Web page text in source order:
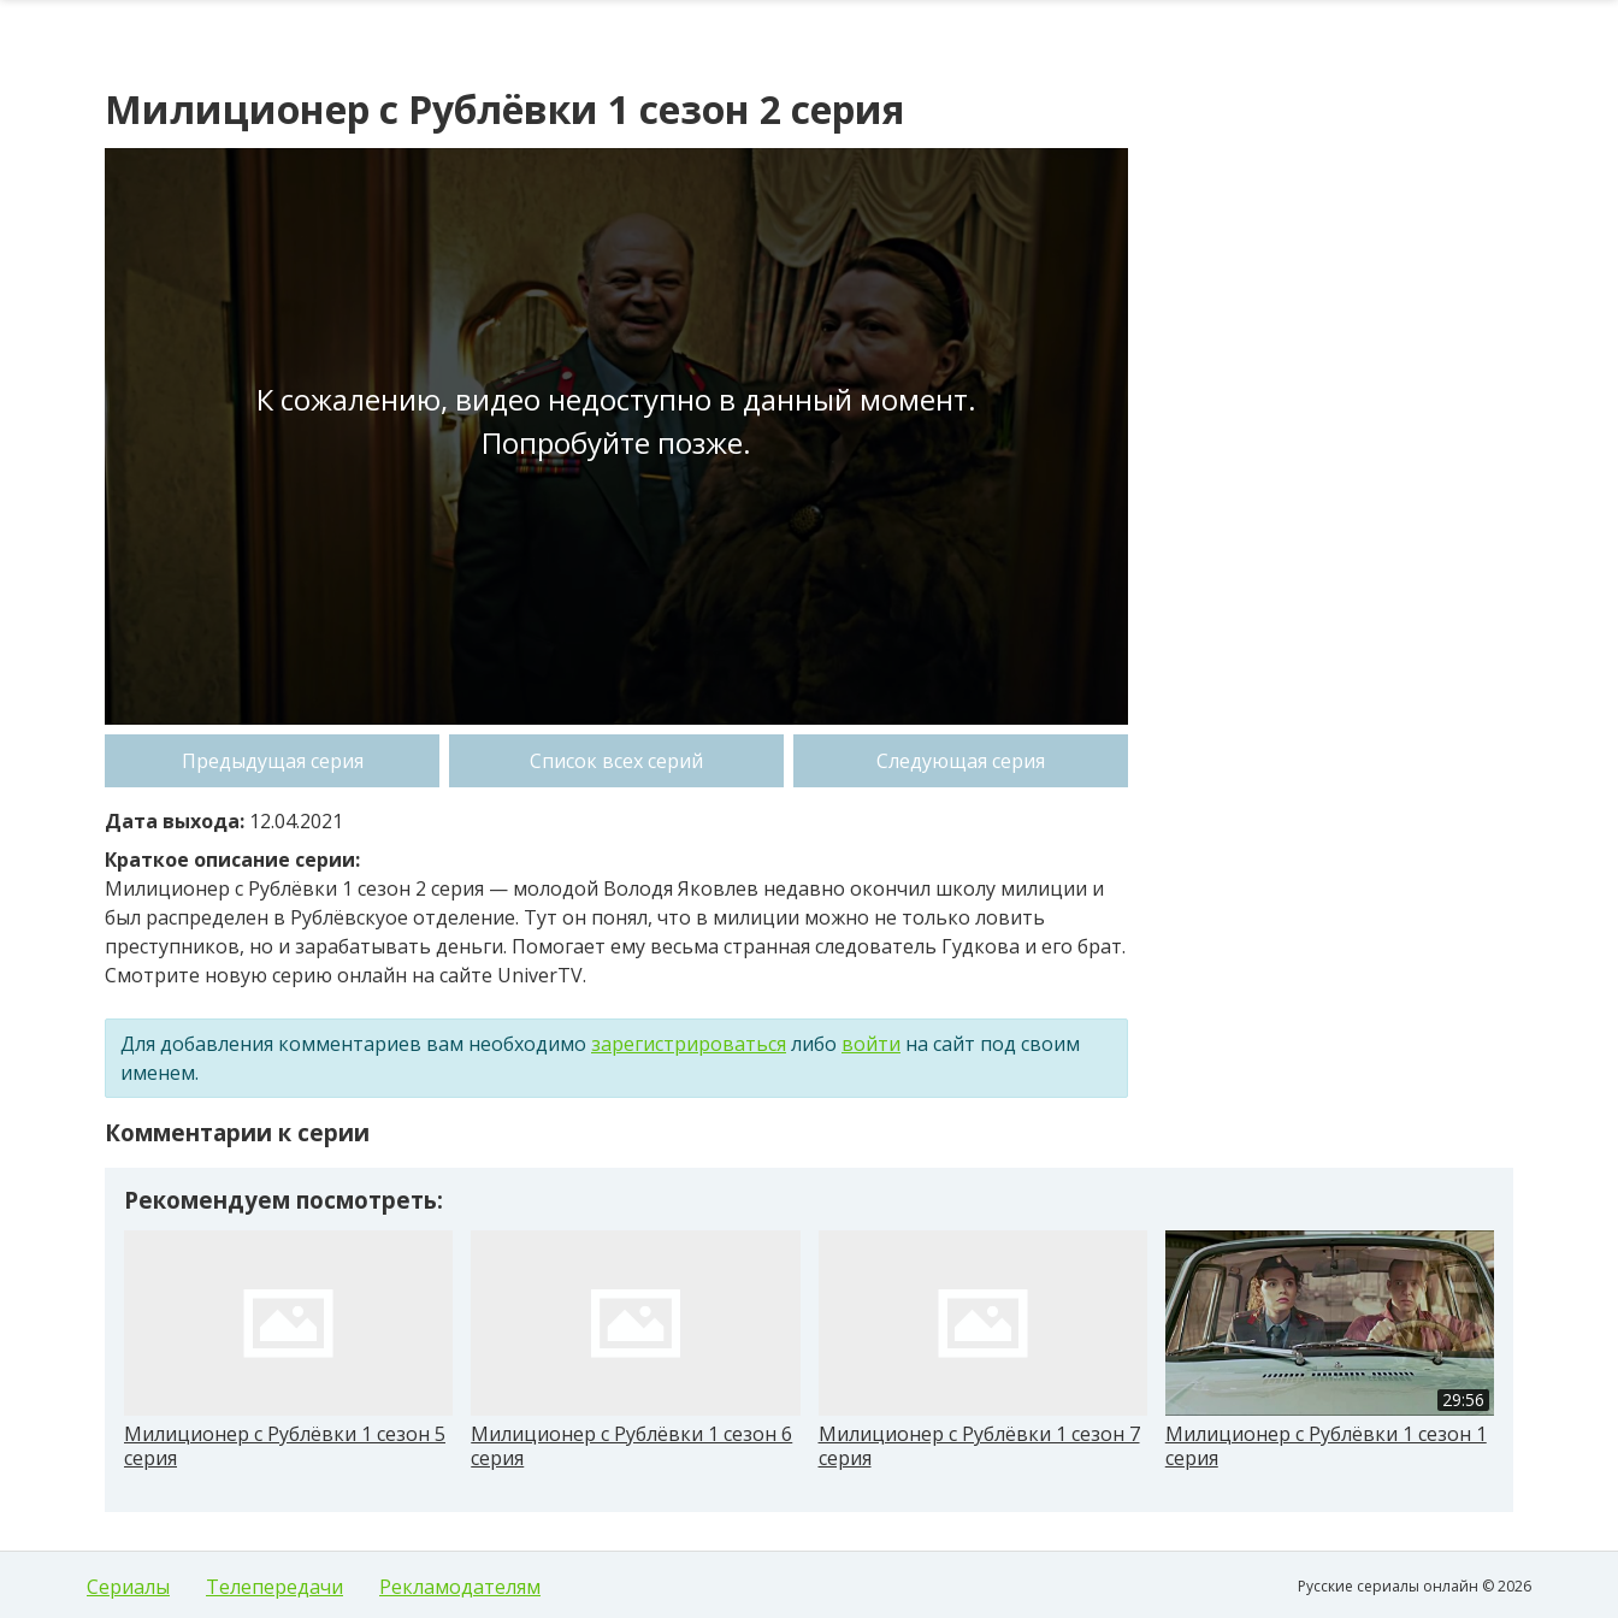
Милиционер с Рублёвки 1 сезон 2 серия
К сожалению, видео недоступно в данный момент.
Попробуйте позже.
Предыдущая серия Список всех серий Следующая серия
Дата выхода: 12.04.2021
Краткое описание серии:
Милиционер с Рублёвки 1 сезон 2 серия — молодой Володя Яковлев недавно окончил школу милиции и
был распределен в Рублёвскуое отделение. Тут он понял, что в милиции можно не только ловить
преступников, но и зарабатывать деньги. Помогает ему весьма странная следователь Гудкова и его брат.
Смотрите новую серию онлайн на сайте UniverTV.
Для добавления комментариев вам необходимо зарегистрироваться либо войти на сайт под своим
именем.
Комментарии к серии
Рекомендуем посмотреть:
Милиционер с Рублёвки 1 сезон 5
серия
Милиционер с Рублёвки 1 сезон 6
серия
Милиционер с Рублёвки 1 сезон 7
серия
29:56
Милиционер с Рублёвки 1 сезон 1
серия
Сериалы Телепередачи Рекламодателям Русские сериалы онлайн © 2026